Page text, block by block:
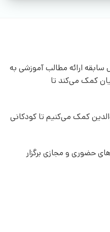
خلاق با بیش از 10 سال سابقه ارائه مطالب آموزشی به
کمک می‌کند تا
کمک می‌کنیم تا کودکانی
حضوری و مجازی برگزار